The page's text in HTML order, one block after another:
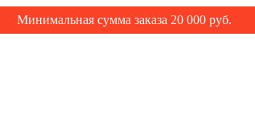
Минимальная сумма заказа 20 000 руб.